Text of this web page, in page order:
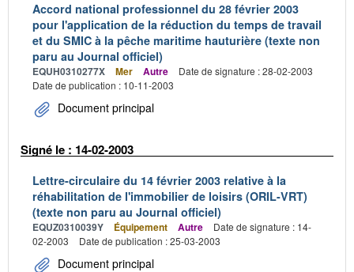
Accord national professionnel du 28 février 2003
pour l'application de la réduction du temps de travail
et du SMIC à la pêche maritime hauturière (texte non
paru au Journal officiel)
EQUH0310277X Mer Autre
Date de signature : 28-02-2003
Date de publication : 10-11-2003
Document principal
Signé le : 14-02-2003
Lettre-circulaire du 14 février 2003 relative à la
réhabilitation de l'immobilier de loisirs (ORIL-VRT)
(texte non paru au Journal officiel)
EQUZ0310039Y Équipement Autre
Date de signature : 14-
02-2003
Date de publication : 25-03-2003
Document principal